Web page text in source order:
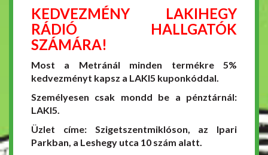
KEDVEZMÉNY LAKIHEGY
RÁDIÓ HALLGATÓK
SZÁMÁRA!
Most a Metránál minden termékre 5%
kedvezményt kapsz a LAKI5 kuponkóddal.
Személyesen csak mondd be a pénztárnál:
LAKI5.
Üzlet címe: Szigetszentmiklóson, az Ipari
Parkban, a Leshegy utca 10 szám alatt.